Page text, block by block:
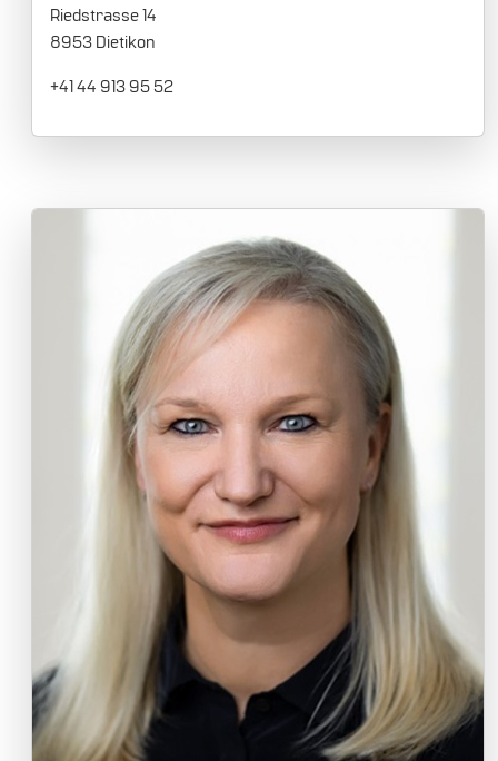
Riedstrasse 14
8953 Dietikon
+41 44 913 95 52